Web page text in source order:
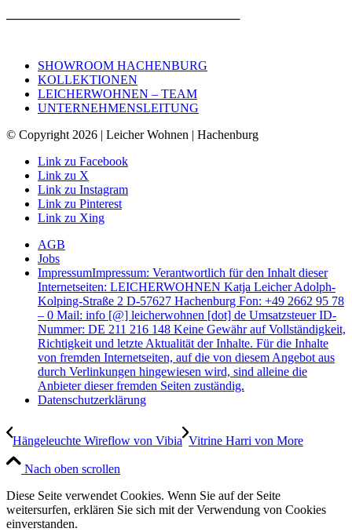
───────────────────────────
SHOWROOM HACHENBURG
KOLLEKTIONEN
LEICHERWOHNEN – TEAM
UNTERNEHMENSLEITUNG
© Copyright 2026 | Leicher Wohnen | Hachenburg
Link zu Facebook
Link zu X
Link zu Instagram
Link zu Pinterest
Link zu Xing
AGB
Jobs
ImpressumImpressum: Verantwortlich für den Inhalt dieser
Internetseiten: LEICHERWOHNEN Katja Leicher Adolph-
Kolping-Straße 2 D-57627 Hachenburg Fon: +49 2662 95 78
– 0 Mail: info [@] leicherwohnen [dot] de Umsatzsteuer ID-
Nummer: DE 211 216 148 Keine Gewähr auf Vollständigkeit,
Richtigkeit und letzte Aktualität der Inhalte. Für die Inhalte
von fremden Internetseiten, auf die von diesem Angebot aus
durch Verlinkungen hingewiesen wird, sind alleine die
Anbieter dieser fremden Seiten zuständig.
Datenschutzerklärung
Hängeleuchte Wireflow von Vibia Vitrine Harri von More
Nach oben scrollen
Diese Seite verwendet Cookies. Wenn Sie auf der Seite
weitersurfen, erklären Sie sich mit der Verwendung von Cookies
einverstanden.